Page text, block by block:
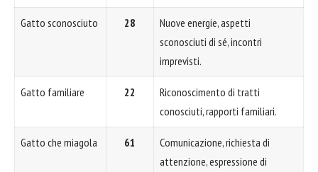
Gatto sconosciuto 28
Nuove energie, aspetti
sconosciuti di sé, incontri
imprevisti.
Gatto familiare 22
Riconoscimento di tratti
conosciuti, rapporti familiari.
Gatto che miagola 61
Comunicazione, richiesta di
attenzione, espressione di